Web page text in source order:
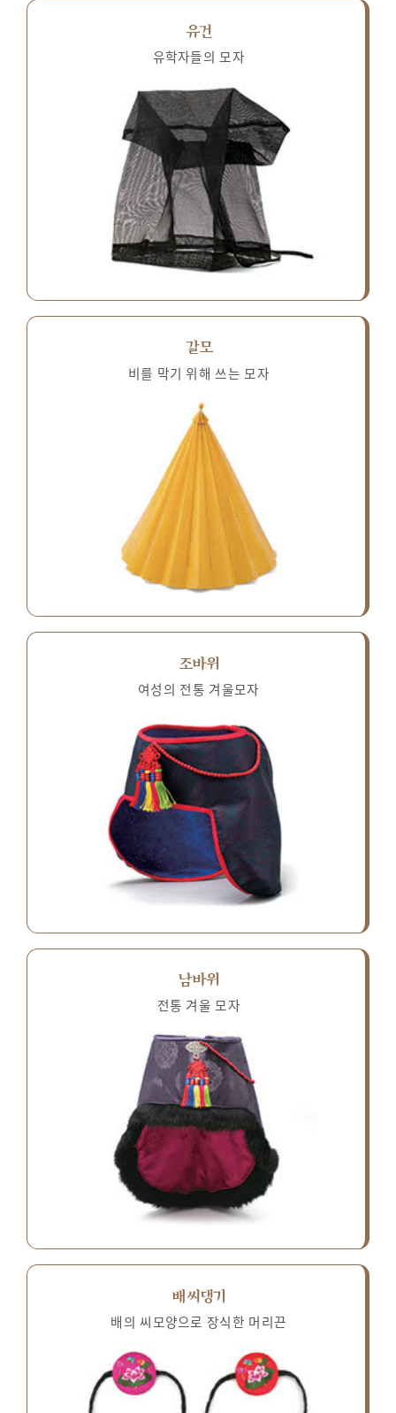
유건
유학자들의 모자
갈모
비를 막기 위해 쓰는 모자
조바위
여성의 전통 겨울모자
남바위
전통 겨울 모자
배씨댕기
배의 씨모양으로 장식한 머리끈